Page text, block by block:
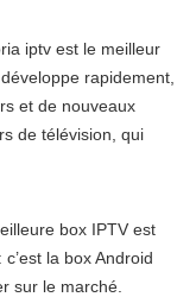
iptv est le meilleur
rapidement,
et de nouveaux
de télévision, qui
box IPTV est
la box Android
sur le marché.